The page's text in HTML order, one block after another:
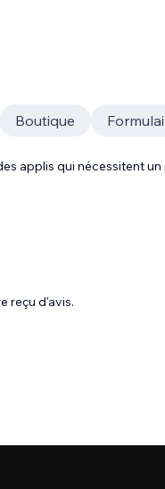
Boutique
applis qui nécessitent
reçu d'avis.